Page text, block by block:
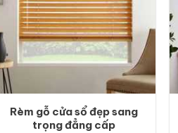
Rèm gỗ cửa sổ đẹp sang
trọng đẳng cấp